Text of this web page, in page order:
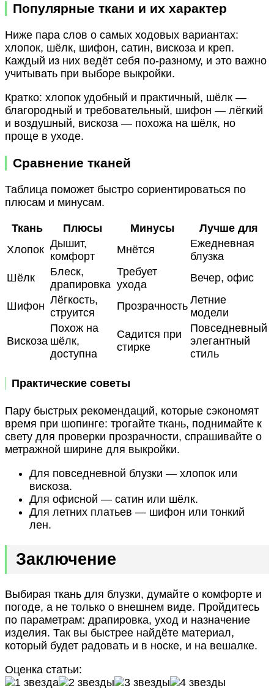
Популярные ткани и их характер
Ниже пара слов о самых ходовых вариантах:
хлопок, шёлк, шифон, сатин, вискоза и креп.
Каждый из них ведёт себя по‑разному, и это важно
учитывать при выборе выкройки.
Кратко: хлопок удобный и практичный, шёлк —
благородный и требовательный, шифон — лёгкий
и воздушный, вискоза — похожа на шёлк, но
проще в уходе.
Сравнение тканей
Таблица поможет быстро сориентироваться по
плюсам и минусам.
Ткань Плюсы Минусы
Лучше для
Хлопок Дышит,
комфорт
Мнётся
Ежедневная
блузка
Шёлк
Блеск,
драпировка
Требует
ухода
Вечер, офис
Шифон Лёгкость,
струится
Прозрачность Летние
модели
Вискоза
Похож на
шёлк,
доступна
Садится при
стирке
Повседневный
элегантный
стиль
Практические советы
Пару быстрых рекомендаций, которые сэкономят
время при шопинге: трогайте ткань, поднимайте к
свету для проверки прозрачности, спрашивайте о
метражной ширине для выкройки.
Для повседневной блузки — хлопок или
вискоза.
Для офисной — сатин или шёлк.
Для летних платьев — шифон или тонкий
лен.
Заключение
Выбирая ткань для блузки, думайте о комфорте и
погоде, а не только о внешнем виде. Пройдитесь
по параметрам: драпировка, уход и назначение
изделия. Так вы быстрее найдёте материал,
который будет радовать и в носке, и на вешалке.
Оценка статьи: